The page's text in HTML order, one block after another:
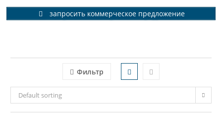
запросить коммерческое предложение
Фильтр
Default sorting